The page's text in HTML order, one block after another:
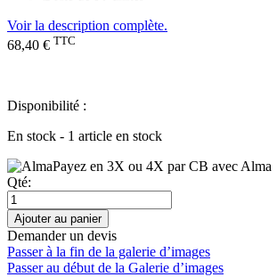
Voir la description complète.
68,40 € TTC
Disponibilité :
En stock - 1 article en stock
Payez en 3X ou 4X par CB avec Alma
Qté:
Ajouter au panier
Demander un devis
Passer à la fin de la galerie d’images
Passer au début de la Galerie d’images